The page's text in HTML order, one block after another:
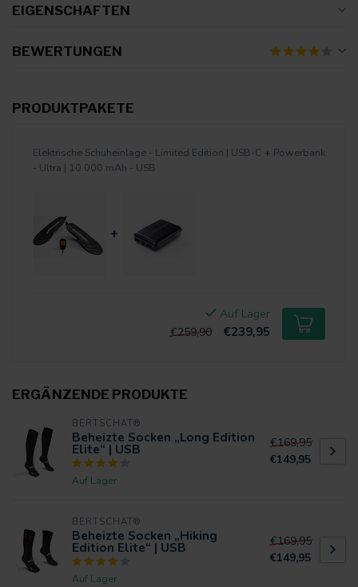
EIGENSCHAFTEN
BEWERTUNGEN
PRODUKTPAKETE
Elektrische Schuheinlage - Limited Edition | USB-C + Powerbank
- Ultra | 10.000 mAh - USB
+
Auf Lager
€259,90
€239,95
ERGÄNZENDE PRODUKTE
BERTSCHAT®
Beheizte Socken „Long Edition
Elite“ | USB
Auf Lager
€169,95
€149,95
BERTSCHAT®
Beheizte Socken „Hiking
Edition Elite“ | USB
Auf Lager
€169,95
€149,95